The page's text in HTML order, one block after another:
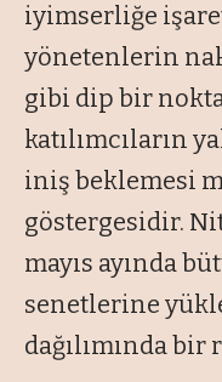
iyimserliğe
yönetenlerin
gibi dip bir
katılımcıların
iniş beklemesi
göstergesidir.
mayıs ayında
senetlerine
dağılımında bir